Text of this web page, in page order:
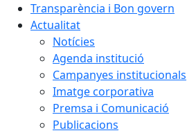
Transparència i Bon govern
Actualitat
Notícies
Agenda institució
Campanyes institucionals
Imatge corporativa
Premsa i Comunicació
Publicacions